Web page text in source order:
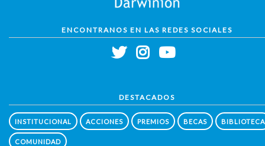
ENCONTRANOS EN LAS REDES SOCIALES
DESTACADOS
INSTITUCIONAL ACCIONES PREMIOS BECAS BIBLIOTECA
COMUNIDAD